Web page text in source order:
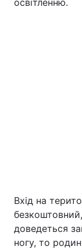
освітленню.
Вхід на
доведеться
ногу, то